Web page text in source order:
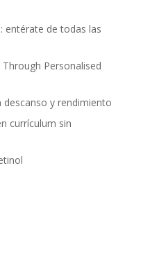
entérate de todas las
Personalised
descanso y rendimiento
currículum sin